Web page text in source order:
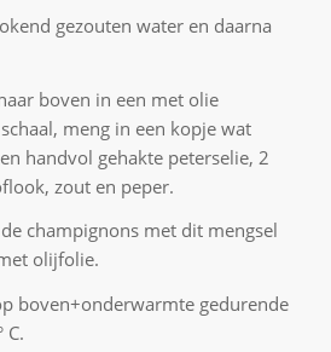
gezouten water en daarna
boven in een met olie
meng in een kopje wat
handvol gehakte peterselie, 2
zout en peper.
champignons met dit mengsel
olijfolie.
boven+onderwarmte gedurende
C.